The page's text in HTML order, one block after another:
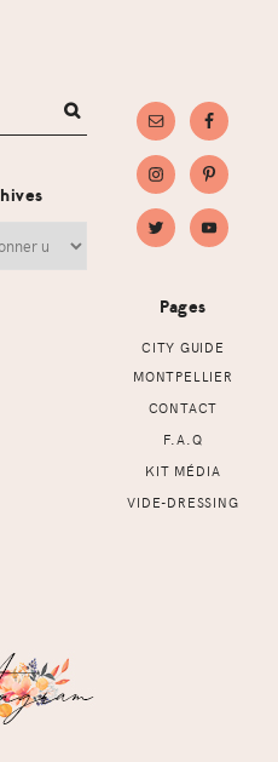
Pages
CITY GUIDE
MONTPELLIER
CONTACT
F.A.Q
KIT MÉDIA
VIDE-DRESSING